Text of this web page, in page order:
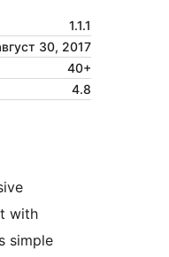
1.1.1
30, 2017
40+
4.8
with
simple